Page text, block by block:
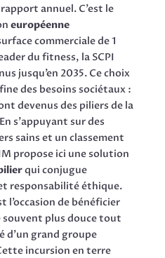
annuel. C’est le
européenne
commerciale de 1
du fitness, la SCPI
jusqu’en 2035. Ce choix
des besoins sociétaux :
devenus des piliers de la
s’appuyant sur des
sains et un classement
propose ici une solution
qui conjugue
responsabilité éthique.
l’occasion de bénéficier
souvent plus douce tout
grand groupe
incursion en terre